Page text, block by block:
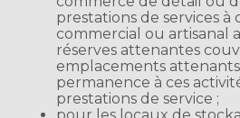
prestations de services à
commercial ou artisanal
réserves attenantes
emplacements
permanence à ces
prestations de service ;
pour les locaux de